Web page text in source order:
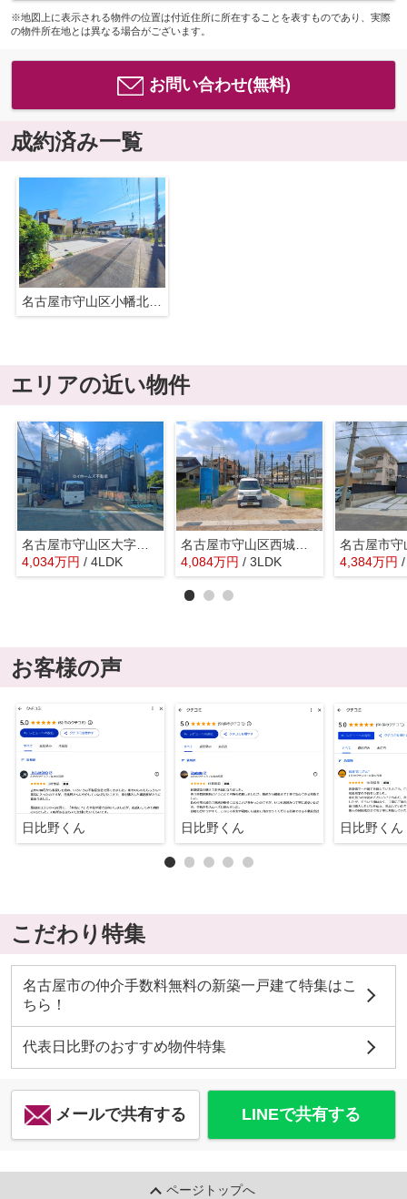
※地図上に表示される物件の位置は付近住所に所在することを表すものであり、実際
の物件所在地とは異なる場合がございます。
お問い合わせ(無料)
成約済み一覧
名古屋市守山区小幡北2002『仲介料無料』新築戸建て
エリアの近い物件
名古屋市守山区大字上志段味字東谷2087『仲介料無料』新築戸建て
4,034万円 / 4LDK
名古屋市守山区西城１丁目3-21『仲介料無料』新築戸建て
4,084万円 / 3LDK 4,384万円
お客様の声
日比野くん 日比野くん 日比野くん
こだわり特集
名古屋市の仲介手数料無料の新築一戸建て特集はこ
ちら！
代表日比野のおすすめ物件特集
メールで共有する LINEで共有する
ページトップへ